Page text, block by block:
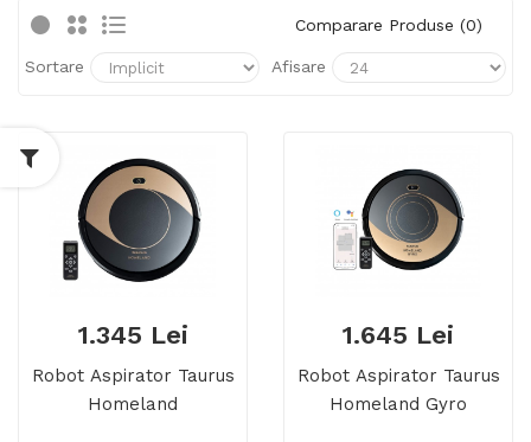
Comparare Produse (0)
Sortare Afisare
1.345 Lei
Robot Aspirator Taurus
Homeland
1.645 Lei
Robot Aspirator Taurus
Homeland Gyro